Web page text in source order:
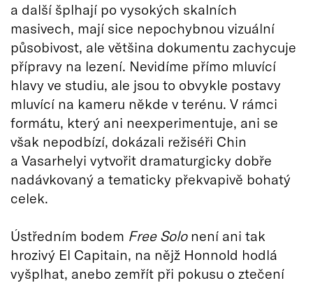
a další šplhají po vysokých skalních
masivech, mají sice nepochybnou vizuální
působivost, ale většina dokumentu zachycuje
přípravy na lezení. Nevidíme přímo mluvící
hlavy ve studiu, ale jsou to obvykle postavy
mluvící na kameru někde v terénu. V rámci
formátu, který ani neexperimentuje, ani se
však nepodbízí, dokázali režiséři Chin
a Vasarhelyi vytvořit dramaturgicky dobře
nadávkovaný a tematicky překvapivě bohatý
celek.
Ústředním bodem Free Solonení ani tak
hrozivý El Capitain, na nějž Honnold hodlá
vyšplhat, anebo zemřít při pokusu o ztečení